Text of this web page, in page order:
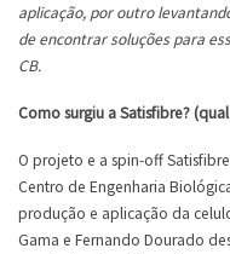
aplicação, por outro
de encontrar soluções para
CB.
Como surgiu a Satisfibre?
O projeto e a spin-off
Centro de Engenharia
produção e aplicação da
Gama e Fernando Dourado